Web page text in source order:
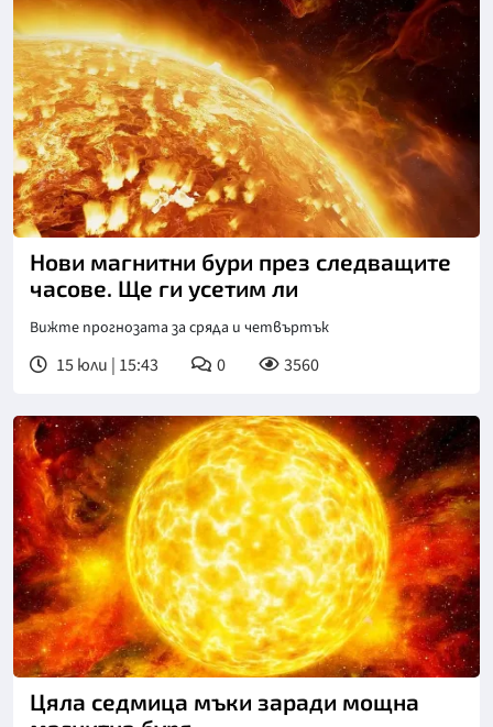
Нови магнитни бури през следващите
часове. Ще ги усетим ли
Вижте прогнозата за сряда и четвъртък
15 юли | 15:43 0 3560
Цяла седмица мъки заради мощна